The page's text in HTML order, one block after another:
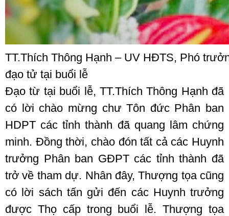
TT.Thích Thông Hạnh – UV HĐTS, Phó
đạo tử tại buổi lễ
Đạo từ tại buổi lễ, TT.Thích Thông Hạnh đã
có lời chào mừng chư Tôn đức Phân ban
HDPT các tỉnh thành đã quang lâm chứng
minh. Đồng thời, chào đón tất cả các Huynh
trưởng Phân ban GĐPT các tỉnh thành đã
trở về tham dự. Nhân đây, Thượng tọa cũng
có lời sách tấn gửi đến các Huynh trưởng
được Thọ cấp trong buổi lễ. Thượng tọa